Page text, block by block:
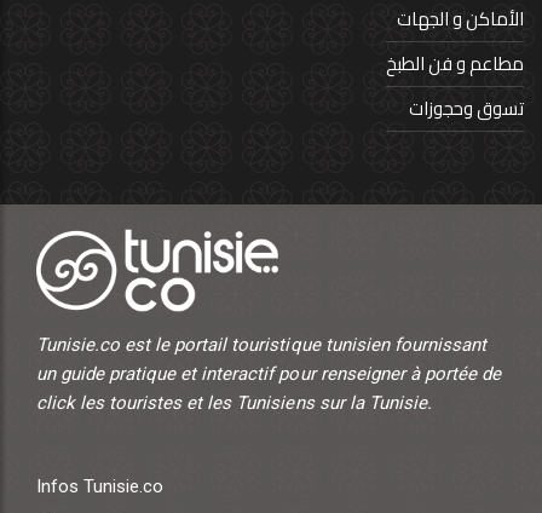
الأماكن و الجهات
مطاعم و فن الطبخ
تسوق وحجوزات
Tunisie.co est le portail touristique tunisien fournissant
un guide pratique et interactif pour renseigner à portée de
click les touristes et les Tunisiens sur la Tunisie.
Infos Tunisie.co